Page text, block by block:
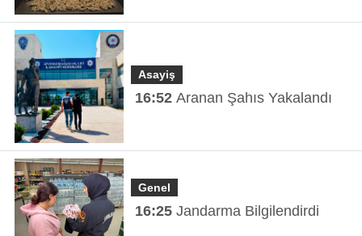
Asayiş
16:52 Aranan Şahıs Yakalandı
Genel
16:25 Jandarma Bilgilendirdi